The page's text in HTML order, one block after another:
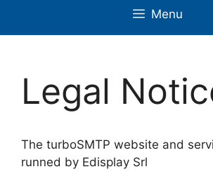
Menu
Legal
The turboSMTP website and
runned by Edisplay Srl